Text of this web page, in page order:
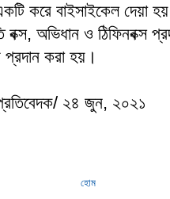
করে বাইসাইকেল দেয়া
বক্স, অভিধান ও ঠিফিনবক্স
প্রদান করা হয়।
২৪ জুন, ২০২১
হোম